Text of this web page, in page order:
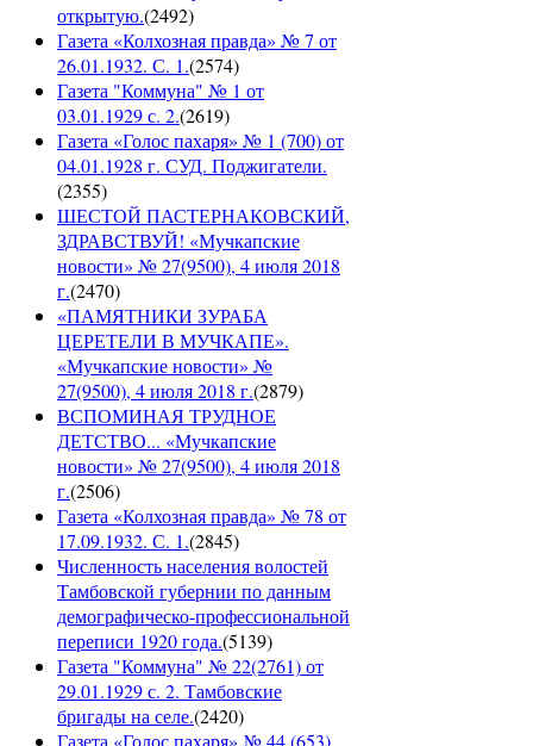
открытую.(2492)
Газета «Колхозная правда» № 7 от
26.01.1932. С. 1.(2574)
Газета "Коммуна" № 1 от
03.01.1929 с. 2.(2619)
Газета «Голос пахаря» № 1 (700) от
04.01.1928 г. СУД. Поджигатели.
(2355)
ШЕСТОЙ ПАСТЕРНАКОВСКИЙ,
ЗДРАВСТВУЙ! «Мучкапские
новости» № 27(9500), 4 июля 2018
г.(2470)
«ПАМЯТНИКИ ЗУРАБА
ЦЕРЕТЕЛИ В МУЧКАПЕ».
«Мучкапские новости» №
27(9500), 4 июля 2018 г.(2879)
ВСПОМИНАЯ ТРУДНОЕ
ДЕТСТВО... «Мучкапские
новости» № 27(9500), 4 июля 2018
г.(2506)
Газета «Колхозная правда» № 78 от
17.09.1932. С. 1.(2845)
Численность населения волостей
Тамбовской губернии по данным
демографическо-профессиональной
переписи 1920 года.(5139)
Газета "Коммуна" № 22(2761) от
29.01.1929 с. 2. Тамбовские
бригады на селе.(2420)